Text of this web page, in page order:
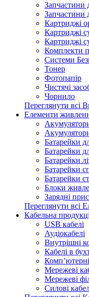
Запчастини
Картриджі
Картриджі
Картриджі
Комплекти
Системи
Тонер
Фотопапір
Чистячі
Чорнило
Переглянути всі
Елементи
Батарейки
Батарейки
Батарейки
Батарейки
Батарейки
Блоки
Зарядні
Переглянути всі
Кабельна
USB кабелі
Аудіокабелі
Внутрішні
Кабелі в
Мережеві
Мережеві
Силові